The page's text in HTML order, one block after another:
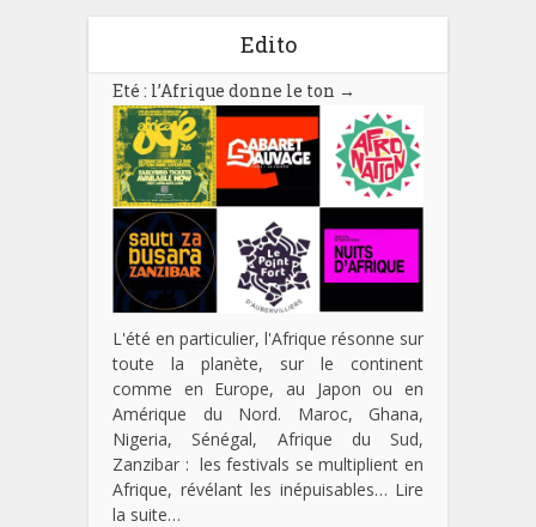
Edito
Eté : l’Afrique donne le ton →
L'été en particulier, l'Afrique résonne sur
toute la planète, sur le continent
comme en Europe, au Japon ou en
Amérique du Nord. Maroc, Ghana,
Nigeria, Sénégal, Afrique du Sud,
Zanzibar : les festivals se multiplient en
Afrique, révélant les inépuisables… Lire
la suite…